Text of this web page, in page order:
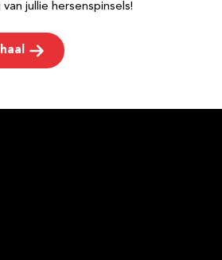
jullie hersenspinsels!